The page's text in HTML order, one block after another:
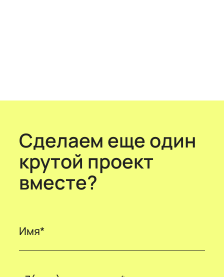
Сделаем еще один
крутой проект
вместе?